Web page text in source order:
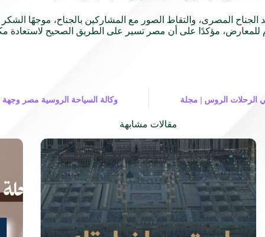
المصرى، والتقاط الصور مع المشاركين بالجناح، موجهًا الشكر
مؤكدًا على أن مصر تسير على الطريق الصحيح لاستعادة
الرحلات الروس | مجلة
وكالة السياحة الروسية مصر
مقالات مشابهة